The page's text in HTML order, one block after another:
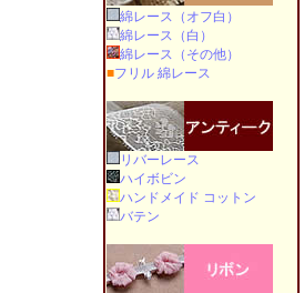
綿レース（オフ白）
綿レース（白）
綿レース（その他）
■フリル 綿レース
リバーレース
ハイボビン
ハンドメイド コットン
バテン